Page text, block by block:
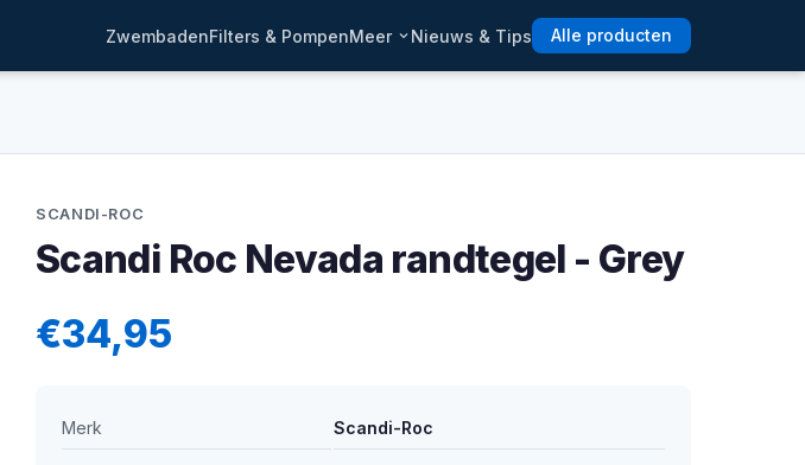
ZwembadenFilters & PompenMeer Nieuws & Tips Alle producten
SCANDI-ROC
Scandi Roc Nevada randtegel - Grey
€34,95
Merk Scandi-Roc